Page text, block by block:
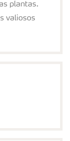
plantas.
valiosos